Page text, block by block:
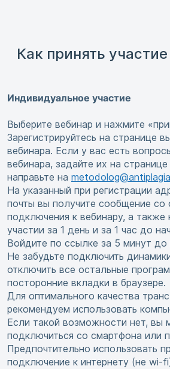
Как принять
Индивидуальное участие
Выберите вебинар и нажмите
Зарегистрируйтесь на странице
вебинара. Если у вас есть
вебинара, задайте их на
направьте на
На указанный при регистрации
почты вы получите сообщение со
подключения к вебинару, а также
участии за 1 день и за 1 час до
Войдите по ссылке за 5 минут до
Не забудьте подключить
отключить все остальные
посторонние вкладки в браузере.
Для оптимального качества
рекомендуем использовать
Если такой возможности нет, вы
подключиться со смартфона или
Предпочтительно использовать
подключение к интернету (не wi-